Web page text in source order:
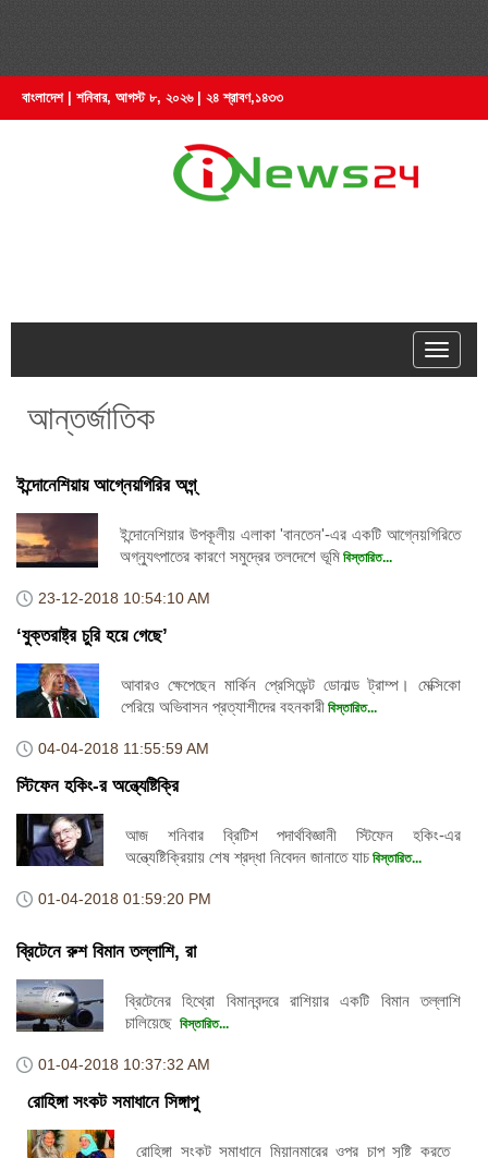
বাংলাদেশ | শনিবার, আগস্ট ৮, ২০২৬ | ২৪ শ্রাবণ,১৪৩৩
আন্তর্জাতিক
ইন্দোনেশিয়ায় আগ্নেয়গিরির অগ্ন্
ইন্দোনেশিয়ার উপকূলীয় এলাকা 'বানতেন'-এর একটি আগ্নেয়গিরিতে
অগ্ন্যুৎপাতের কারণে সমুদ্রের তলদেশে ভূমি বিস্তারিত...
23-12-2018 10:54:10 AM
‘যুক্তরাষ্ট্র চুরি হয়ে গেছে’
আবারও ক্ষেপেছেন মার্কিন প্রেসিডেন্ট ডোনাল্ড ট্রাম্প। মেক্সিকো
পেরিয়ে অভিবাসন প্রত্যাশীদের বহনকারী বিস্তারিত...
04-04-2018 11:55:59 AM
স্টিফেন হকিং-র অন্ত্যেষ্টিক্রি
আজ শনিবার ব্রিটিশ পদার্থবিজ্ঞানী স্টিফেন হকিং-এর
অন্ত্যেষ্টিক্রিয়ায় শেষ শ্রদ্ধা নিবেদন জানাতে যাচ বিস্তারিত...
01-04-2018 01:59:20 PM
ব্রিটেনে রুশ বিমান তল্লাশি, রা
ব্রিটেনের হিথ্রো বিমানবন্দরে রাশিয়ার একটি বিমান তল্লাশি
চালিয়েছে বিস্তারিত...
01-04-2018 10:37:32 AM
রোহিঙ্গা সংকট সমাধানে সিঙ্গাপু
রোহিঙ্গা সংকট সমাধানে মিয়ানমারের ওপর চাপ সৃষ্টি করতে